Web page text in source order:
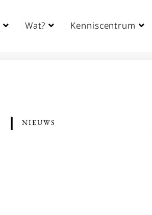
Wat? Kenniscentrum
| NIEUWS